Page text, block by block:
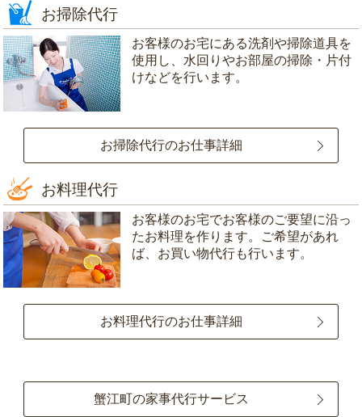
お掃除代行
お客様のお宅にある洗剤や掃除道具を
使用し、水回りやお部屋の掃除・片付
けなどを行います。
お掃除代行のお仕事詳細
お料理代行
お客様のお宅でお客様のご要望に沿っ
たお料理を作ります。ご希望があれ
ば、お買い物代行も行います。
お料理代行のお仕事詳細
蟹江町の家事代行サービス